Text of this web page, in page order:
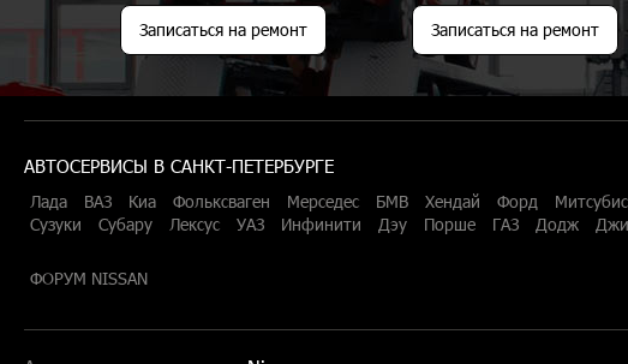
Записаться на ремонт Записаться на ремонт
АВТОСЕРВИСЫ В САНКТ-ПЕТЕРБУРГЕ
Лада ВАЗ Киа Фольксваген Мерседес БМВ Хендай Форд
Сузуки
Субару Лексус УАЗ Инфинити Дэу Порше ГАЗ Додж
ФОРУМ NISSAN